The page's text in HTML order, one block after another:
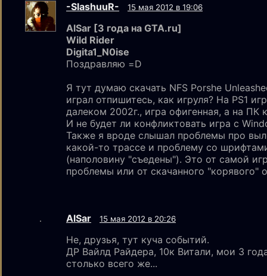
-SlashuuR- 15 мая 2012 в 19:06
AlSar [3 года на GTA.ru]
Wild Rider
Digita1_N0ise
Поздравляю =D
Я тут думаю скачать NFS Porshe
играл отпишитесь, как игруля? На PS1
далеком 2002г., игра офигенная, а на ПК
И не будет ли конфликтовать игра с
Также я вроде слышал проблемы про
какой-то трассе и проблему со
(наполовину "съедены"). Это от самой
проблемы или от скачанного "корявого"
AlSar 15 мая 2012 в 20:26
Не, друзья, тут куча событий.
ДР Вайлд Райдера, 10к Витали, мои 3
столько всего же...